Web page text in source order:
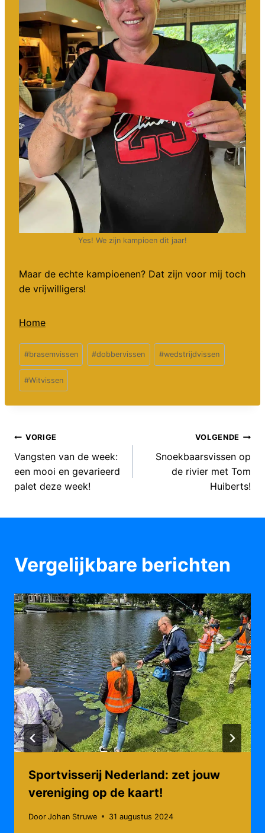
Yes! We zijn kampioen dit jaar!
Maar de echte kampioenen? Dat zijn voor mij toch
de vrijwilligers!
Home
Bericht
tags:
#brasemvissen #dobbervissen #wedstrijdvissen
#Witvissen
Bericht
navigatie
VORIGE
Vangsten van de week:
een mooi en gevarieerd
palet deze week!
VOLGENDE
Snoekbaarsvissen op
de rivier met Tom
Huiberts!
Vergelijkbare berichten
Sportvisserij Nederland: zet jouw
vereniging op de kaart!
Door Johan Struwe 31 augustus 2024